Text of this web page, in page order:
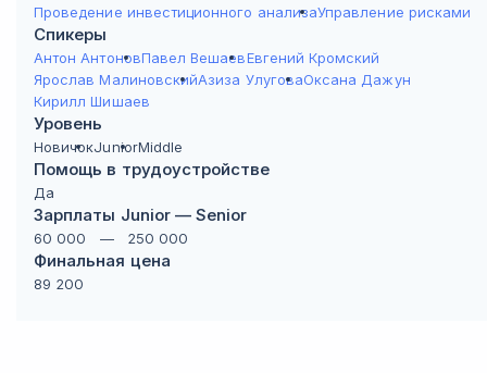
Проведение инвестиционного анализаУправление рисками
Спикеры
Антон АнтоновПавел ВешаевЕвгений Кромский
Ярослав МалиновскийАзиза УлуговаОксана Дажун
Кирилл Шишаев
Уровень
НовичокJuniorMiddle
Помощь в трудоустройстве
Да
Зарплаты Junior — Senior
60 000 — 250 000
Финальная цена
89 200